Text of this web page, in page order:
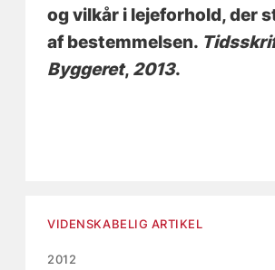
og vilkår i lejeforhold, der
af bestemmelsen.
Byggeret, 2013.
VIDENSKABELIG ARTIKEL
2012